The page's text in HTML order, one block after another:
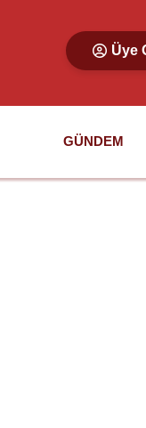
Üye
GÜNDEM